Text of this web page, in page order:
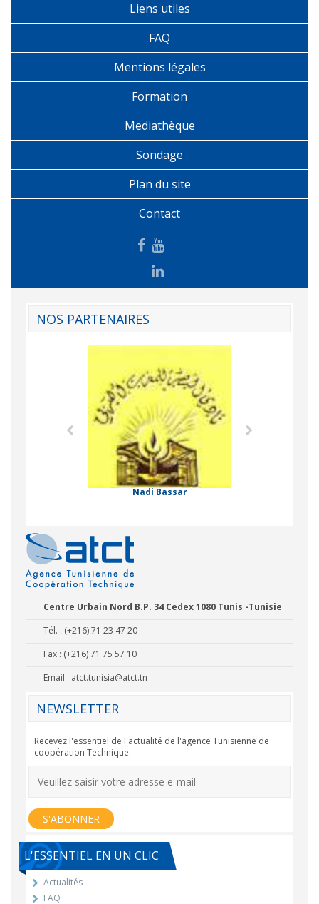
Liens utiles
FAQ
Mentions légales
Formation
Mediathèque
Sondage
Plan du site
Contact
NOS PARTENAIRES
Nadi Bassar
Centre Urbain Nord B.P. 34 Cedex 1080 Tunis -Tunisie
Tél. : (+216) 71 23 47 20
Fax : (+216) 71 75 57 10
Email : atct.tunisia@atct.tn
NEWSLETTER
Recevez l'essentiel de l'actualité de l'agence Tunisienne de
coopération Technique.
L'ESSENTIEL EN UN CLIC
Actualités
FAQ